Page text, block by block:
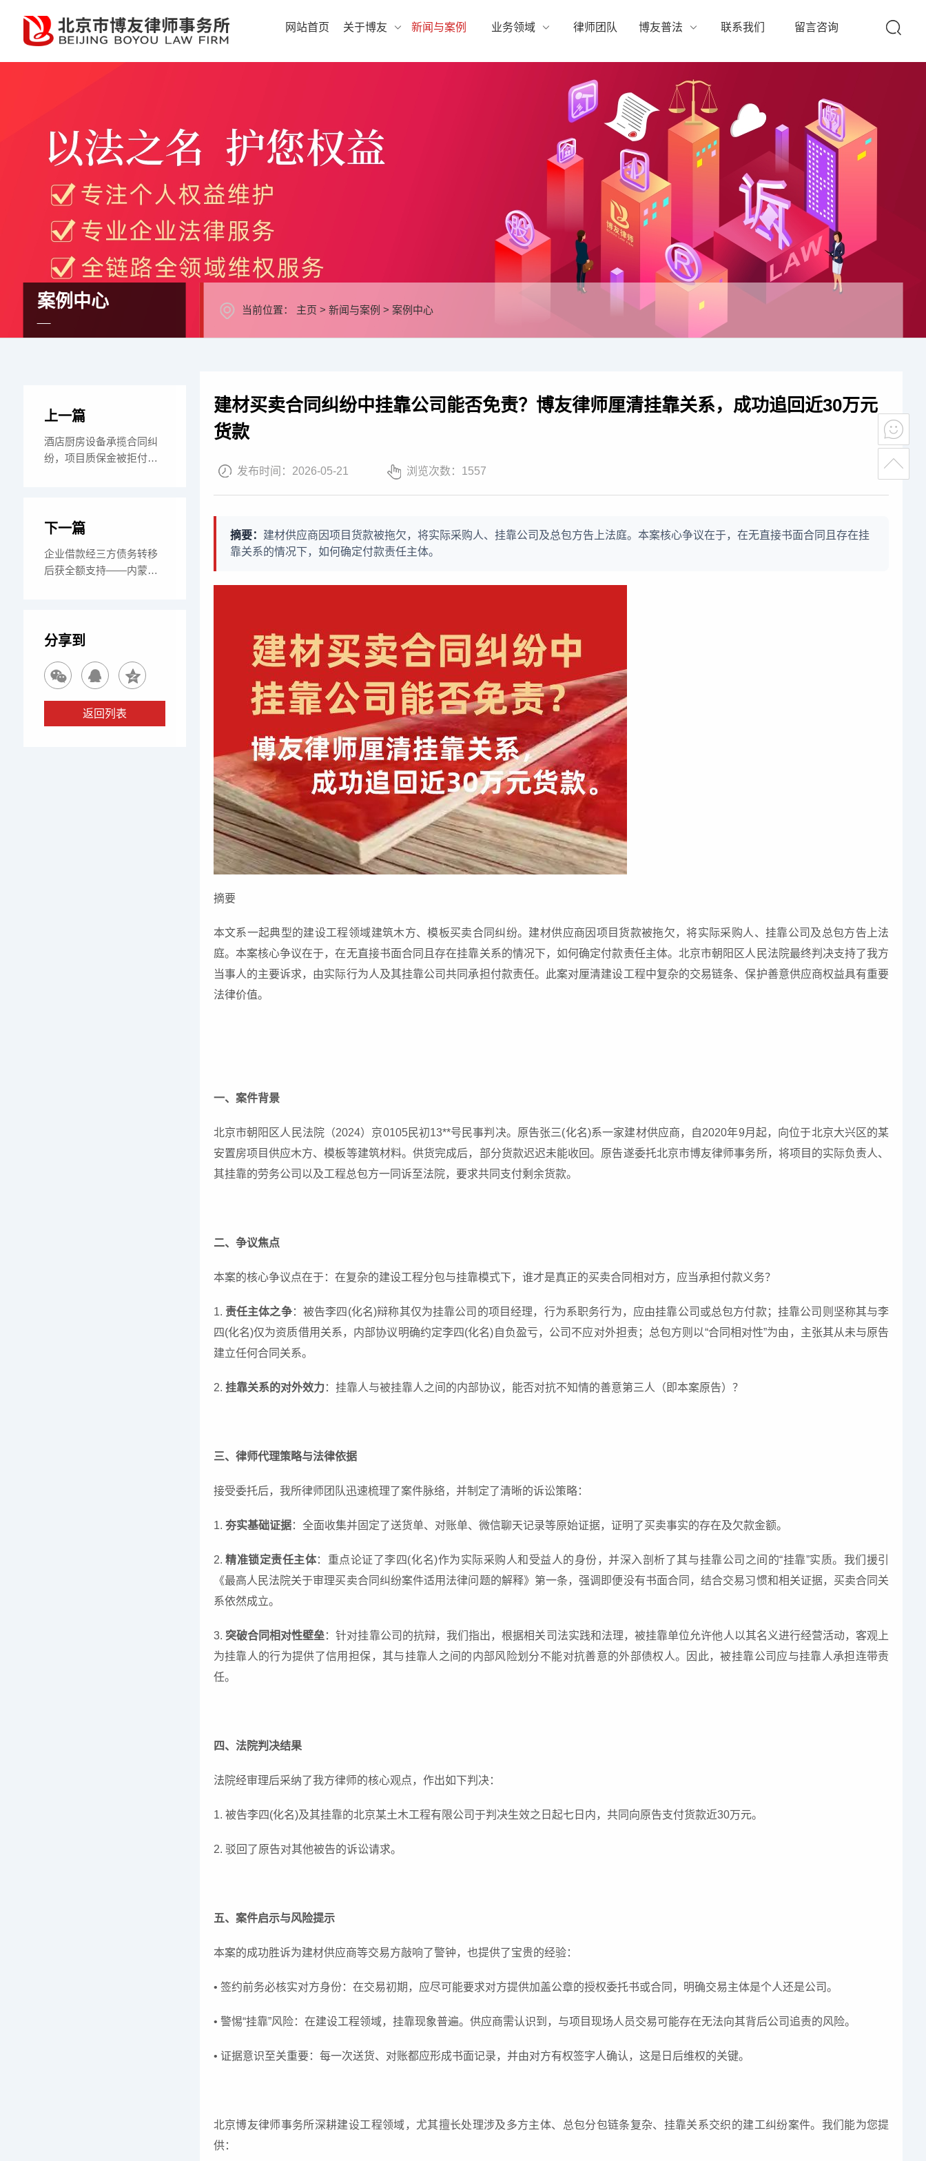
网站首页 关于博友 新闻与案例 业务领域 律师团队 博友普法 联系我们 留言咨询
案例中心 当前位置： 主页 > 新闻与案例 > 案例中心
建材买卖合同纠纷中挂靠公司能否免责？博友律师厘清挂靠关系，成功追回近30万元
货款
发布时间： 2026-05-21 浏览次数： 1557
摘要： 建材供应商因项目货款被拖欠，将实际采购人、挂靠公司及总包方告上法庭。本案核心争议在于，在无直接书面合同且存在挂
靠关系的情况下，如何确定付款责任主体。
摘要
本文系一起典型的建设工程领域建筑木方、模板买卖合同纠纷。建材供应商因项目货款被拖欠，将实际采购人、挂靠公司及总包方告上法
庭。本案核心争议在于，在无直接书面合同且存在挂靠关系的情况下，如何确定付款责任主体。北京市朝阳区人民法院最终判决支持了我方
当事人的主要诉求，由实际行为人及其挂靠公司共同承担付款责任。此案对厘清建设工程中复杂的交易链条、保护善意供应商权益具有重要
法律价值。
一、案件背景
北京市朝阳区人民法院（2024）京0105民初13**号民事判决。原告张三(化名)系一家建材供应商，自2020年9月起，向位于北京大兴区的某
安置房项目供应木方、模板等建筑材料。供货完成后，部分货款迟迟未能收回。原告遂委托北京市博友律师事务所，将项目的实际负责人、
其挂靠的劳务公司以及工程总包方一同诉至法院，要求共同支付剩余货款。
二、争议焦点
本案的核心争议点在于：在复杂的建设工程分包与挂靠模式下，谁才是真正的买卖合同相对方，应当承担付款义务？
1. 责任主体之争：被告李四(化名)辩称其仅为挂靠公司的项目经理，行为系职务行为，应由挂靠公司或总包方付款；挂靠公司则坚称其与李
四(化名)仅为资质借用关系，内部协议明确约定李四(化名)自负盈亏，公司不应对外担责；总包方则以“合同相对性”为由，主张其从未与原告
建立任何合同关系。
2. 挂靠关系的对外效力 ：挂靠人与被挂靠人之间的内部协议，能否对抗不知情的善意第三人（即本案原告）？
三、律师代理策略与法律依据
接受委托后，我所律师团队迅速梳理了案件脉络，并制定了清晰的诉讼策略：
1. 夯实基础证据：全面收集并固定了送货单、对账单、微信聊天记录等原始证据，证明了买卖事实的存在及欠款金额。
2.精准锁定责任主体：重点论证了李四(化名)作为实际采购人和受益人的身份，并深入剖析了其与挂靠公司之间的“挂靠”实质。我们援引
《最高人民法院关于审理买卖合同纠纷案件适用法律问题的解释》第一条，强调即便没有书面合同，结合交易习惯和相关证据，买卖合同关
系依然成立。
3. 突破合同相对性壁垒：针对挂靠公司的抗辩，我们指出，根据相关司法实践和法理，被挂靠单位允许他人以其名义进行经营活动，客观上
为挂靠人的行为提供了信用担保，其与挂靠人之间的内部风险划分不能对抗善意的外部债权人。因此，被挂靠公司应与挂靠人承担连带责
任。
四、法院判决结果
法院经审理后采纳了我方律师的核心观点，作出如下判决：
1. 被告李四(化名)及其挂靠的北京某土木工程有限公司于判决生效之日起七日内，共同向原告支付货款近30万元。
2. 驳回了原告对其他被告的诉讼请求。
五、案件启示与风险提示
本案的成功胜诉为建材供应商等交易方敲响了警钟，也提供了宝贵的经验：
• 签约前务必核实对方身份：在交易初期，应尽可能要求对方提供加盖公章的授权委托书或合同，明确交易主体是个人还是公司。
• 警惕“挂靠”风险：在建设工程领域，挂靠现象普遍。供应商需认识到，与项目现场人员交易可能存在无法向其背后公司追责的风险。
• 证据意识至关重要：每一次送货、对账都应形成书面记录，并由对方有权签字人确认，这是日后维权的关键。
北京博友律师事务所深耕建设工程领域，尤其擅长处理涉及多方主体、总包分包链条复杂、挂靠关系交织的建工纠纷案件。我们能为您提
供：
上一篇
酒店厨房设备承揽合同纠
纷，项目质保金被拒付？
下一篇
企业借款经三方债务转移
后获全额支持——内蒙古
分享到
返回列表